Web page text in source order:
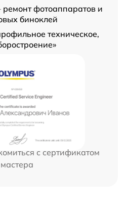
ремонт фотоаппаратов и
биноклей
техническое,
с сертификатом
мастера